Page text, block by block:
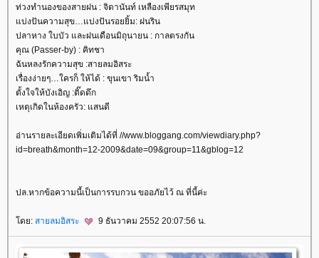
ท่วงทำนองของสายฝน : จิดานันท์ เหลืองเพียรสมุท
บ่งปันความสุข…แบ่งปันรอยยิ้ม: ฝนริน
ปลาหาง ใบบัว และฝนเดือนมิถุนายน : กาลตรงกัน
คุณ (Passer-by) : คิทชา
ฉันหลงรักความสุข :สายลมอิสระ
เรื่องง่ายๆ…ใครก็ ให้ได้ : ขุนเขา ริมน้ำ
ตั้งใจให้บังเอิญ :ติ๊ดดึก
เหตุเกิดในห้องครัว: แสนดี
อ่านรายละเอียดเพิ่มเติมได้ที่ //www.bloggang.com/viewdiary.php?
id=breath&month=12-2009&date=09&group=11&gblog=12
ปล.หากข้อความนี้เป็นการรบกวน ขออภัยไว้ ณ ที่นี้ค่ะ
ดย: สายลมอิสระ 9 ธันวาคม 2552 20:07:56 น.